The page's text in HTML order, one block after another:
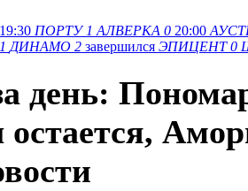
19:30 ПОРТУ 1 АЛВЕРКА 0 20:00
1 ДИНАМО 2 завершился ЭПИЦЕНТ 0
день: